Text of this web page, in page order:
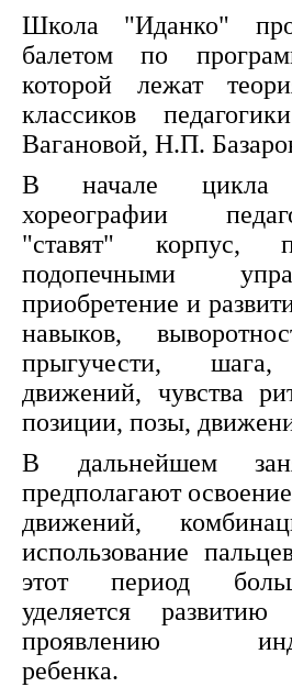
Школа "Иданко"
балетом по
которой лежат
классиков
Вагановой, Н.П.
В начале цикла
хореографии
"ставят" корпус,
подопечными
приобретение и
навыков,
прыгучести, шага,
движений, чувства
позиции, позы,
В дальнейшем
предполагают
движений,
использование
этот период
уделяется
проявлению
ребенка.